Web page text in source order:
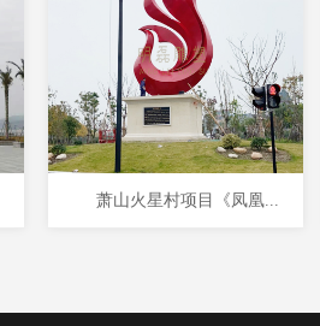
萧山火星村项目《凤凰...